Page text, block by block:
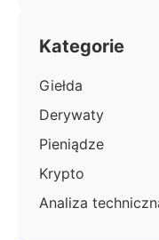
Kategorie
Giełda
Derywaty
Pieniądze
Krypto
Analiza